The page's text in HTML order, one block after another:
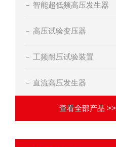
智能超低频高压发生器
高压试验变压器
工频耐压试验装置
直流高压发生器
查看全部产品 >>